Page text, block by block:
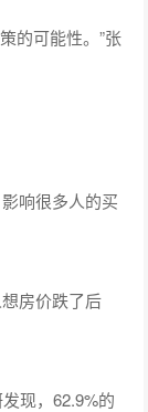
的可能性。”张
响很多人的买
房价跌了后
现，62.9%的